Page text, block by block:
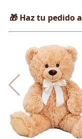
🎁 Haz tu pedido